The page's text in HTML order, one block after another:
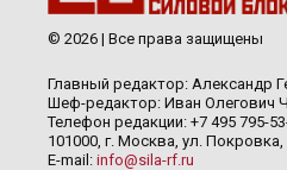
© 2026 | Все права защищены
Главный редактор: Александр
Шеф-редактор: Иван Олегович
Телефон редакции: +7 495 795-
101000, г. Москва, ул. Покровка,
E-mail: info@sila-rf.ru